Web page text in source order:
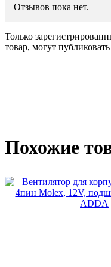
Отзывов пока нет.
Только
товар, могут
Похожие